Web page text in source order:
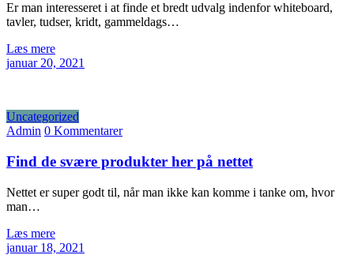
Er man interesseret i at finde et bredt udvalg indenfor whiteboard,
tavler, tudser, kridt, gammeldags…
Læs mere
januar 20, 2021
Uncategorized
Admin 0 Kommentarer
Find de svære produkter her på nettet
Nettet er super godt til, når man ikke kan komme i tanke om, hvor
man…
Læs mere
januar 18, 2021